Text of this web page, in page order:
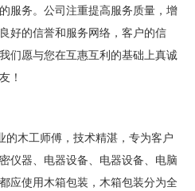
服务。公司注重提高服务质量，增
好的信誉和服务网络，客户的信
们愿与您在互惠互利的基础上真诚
！
木工师傅，技术精湛，专为客户
仪器、电器设备、电器设备、电脑
应使用木箱包装，木箱包装分为全